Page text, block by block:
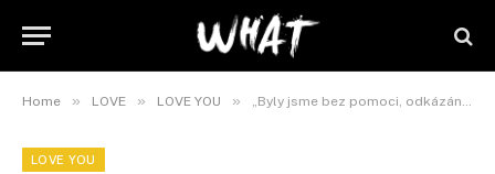
Home » LOVE » LOVE YOU » „Byly jsme bez pomoci, odkázány jen samy tři na sebe,“ říká matka dvou dcer – jedné zdravé a druhé těžce nemocné
LOVE YOU